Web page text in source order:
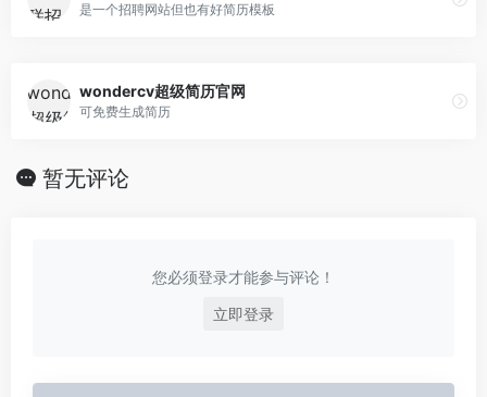
是一个招聘网站但也有好简历模板
wondercv超级简历官网
可免费生成简历
暂无评论
您必须登录才能参与评论！
立即登录